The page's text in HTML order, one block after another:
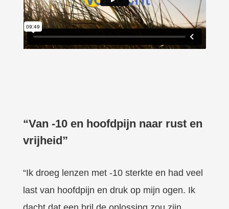
“Van -10 en hoofdpijn naar rust en
vrijheid”
“Ik droeg lenzen met -10 sterkte en had veel
last van hoofdpijn en druk op mijn ogen. Ik